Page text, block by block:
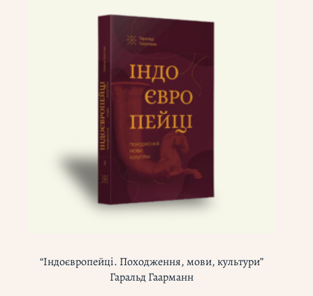
“Індоєвропейці. Походження, мови, культури”
Гаральд Гаарманн